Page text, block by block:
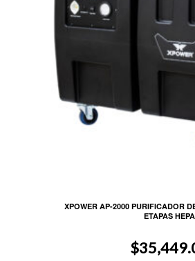
XPOWER AP-2000 PURIFICADOR
ETAPAS HEPA
$